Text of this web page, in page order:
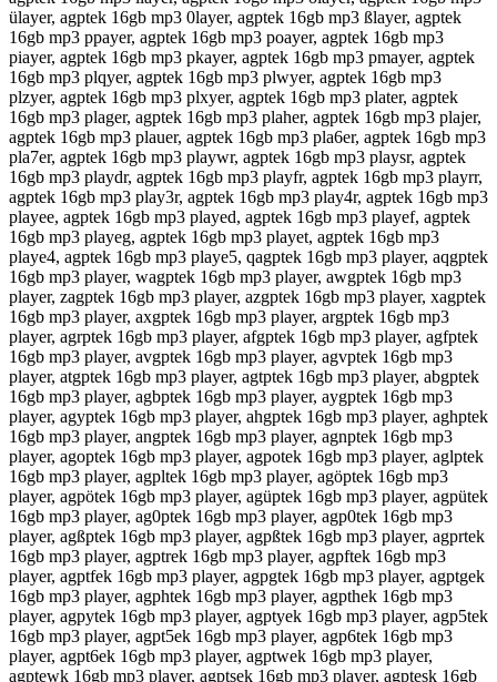
ülayer, agptek 16gb mp3 0layer, agptek 16gb mp3 ßlayer, agptek
16gb mp3 ppayer, agptek 16gb mp3 poayer, agptek 16gb mp3
piayer, agptek 16gb mp3 pkayer, agptek 16gb mp3 pmayer, agptek
16gb mp3 plqyer, agptek 16gb mp3 plwyer, agptek 16gb mp3
plzyer, agptek 16gb mp3 plxyer, agptek 16gb mp3 plater, agptek
16gb mp3 plager, agptek 16gb mp3 plaher, agptek 16gb mp3 plajer,
agptek 16gb mp3 plauer, agptek 16gb mp3 pla6er, agptek 16gb mp3
pla7er, agptek 16gb mp3 playwr, agptek 16gb mp3 playsr, agptek
16gb mp3 playdr, agptek 16gb mp3 playfr, agptek 16gb mp3 playrr,
agptek 16gb mp3 play3r, agptek 16gb mp3 play4r, agptek 16gb mp3
playee, agptek 16gb mp3 played, agptek 16gb mp3 playef, agptek
16gb mp3 playeg, agptek 16gb mp3 playet, agptek 16gb mp3
playe4, agptek 16gb mp3 playe5, qagptek 16gb mp3 player, aqgptek
16gb mp3 player, wagptek 16gb mp3 player, awgptek 16gb mp3
player, zagptek 16gb mp3 player, azgptek 16gb mp3 player, xagptek
16gb mp3 player, axgptek 16gb mp3 player, argptek 16gb mp3
player, agrptek 16gb mp3 player, afgptek 16gb mp3 player, agfptek
16gb mp3 player, avgptek 16gb mp3 player, agvptek 16gb mp3
player, atgptek 16gb mp3 player, agtptek 16gb mp3 player, abgptek
16gb mp3 player, agbptek 16gb mp3 player, aygptek 16gb mp3
player, agyptek 16gb mp3 player, ahgptek 16gb mp3 player, aghptek
16gb mp3 player, angptek 16gb mp3 player, agnptek 16gb mp3
player, agoptek 16gb mp3 player, agpotek 16gb mp3 player, aglptek
16gb mp3 player, agpltek 16gb mp3 player, agöptek 16gb mp3
player, agpötek 16gb mp3 player, agüptek 16gb mp3 player, agpütek
16gb mp3 player, ag0ptek 16gb mp3 player, agp0tek 16gb mp3
player, agßptek 16gb mp3 player, agpßtek 16gb mp3 player, agprtek
16gb mp3 player, agptrek 16gb mp3 player, agpftek 16gb mp3
player, agptfek 16gb mp3 player, agpgtek 16gb mp3 player, agptgek
16gb mp3 player, agphtek 16gb mp3 player, agpthek 16gb mp3
player, agpytek 16gb mp3 player, agptyek 16gb mp3 player, agp5tek
16gb mp3 player, agpt5ek 16gb mp3 player, agp6tek 16gb mp3
player, agpt6ek 16gb mp3 player, agptwek 16gb mp3 player,
agptewk 16gb mp3 player, agptsek 16gb mp3 player, agptesk 16gb